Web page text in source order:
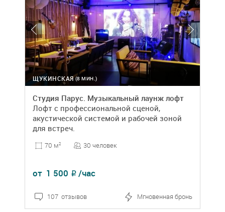
(8 МИН.)
ЩУКИНСКАЯ
Студия Парус. Музыкальный лаунж лофт
Лофт с профессиональной сценой,
акустической системой и рабочей зоной
для встреч.
70 м2 30 человек
от 1 500 ₽ /час
107 отзывов Мгновенная бронь